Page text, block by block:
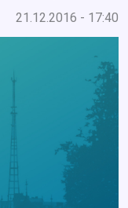
21.12.2016 - 17:40